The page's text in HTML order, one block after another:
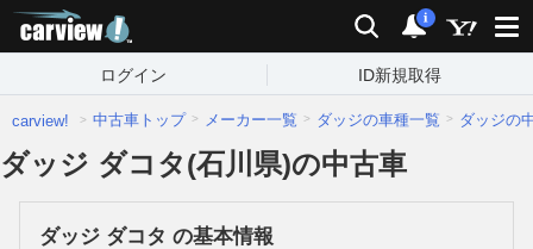
検索 通知
i
ログイン ID新規取得
carview! 中古車トップ メーカー一覧 ダッジの車種一覧 ダッジの
ダッジ ダコタ(石川県)の中古車
ダッジ ダコタ の基本情報